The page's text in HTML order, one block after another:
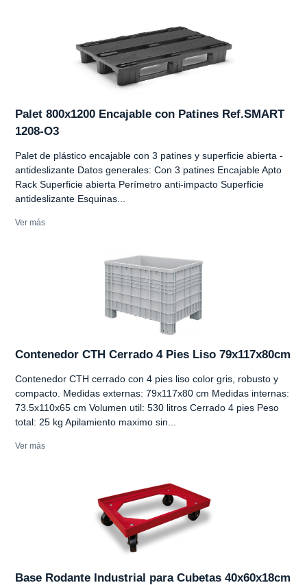
Palet 800x1200 Encajable con Patines Ref.SMART
1208-O3
Palet de plástico encajable con 3 patines y superficie abierta -
antideslizante Datos generales: Con 3 patines Encajable Apto
Rack Superficie abierta Perímetro anti-impacto Superficie
antideslizante Esquinas...
Ver más
Contenedor CTH Cerrado 4 Pies Liso 79x117x80cm
Contenedor CTH cerrado con 4 pies liso color gris, robusto y
compacto. Medidas externas: 79x117x80 cm Medidas internas:
73.5x110x65 cm Volumen util: 530 litros Cerrado 4 pies Peso
total: 25 kg Apilamiento maximo sin...
Ver más
Base Rodante Industrial para Cubetas 40x60x18cm